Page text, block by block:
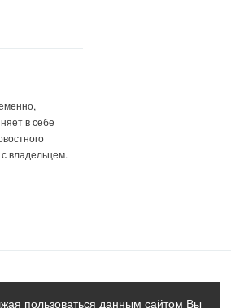
пользоваться данным сайтом Вы
в себе
владельцем.